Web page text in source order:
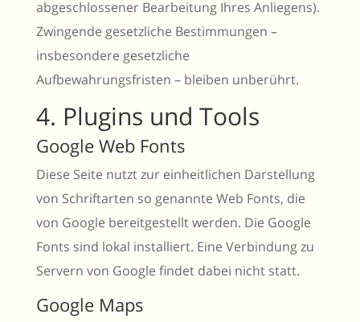
abgeschlossener Bearbeitung Ihres Anliegens).
Zwingende gesetzliche Bestimmungen –
insbesondere gesetzliche
Aufbewahrungsfristen – bleiben unberührt.
4. Plugins und Tools
Google Web Fonts
Diese Seite nutzt zur einheitlichen Darstellung
von Schriftarten so genannte Web Fonts, die
von Google bereitgestellt werden. Die Google
Fonts sind lokal installiert. Eine Verbindung zu
Servern von Google findet dabei nicht statt.
Google Maps